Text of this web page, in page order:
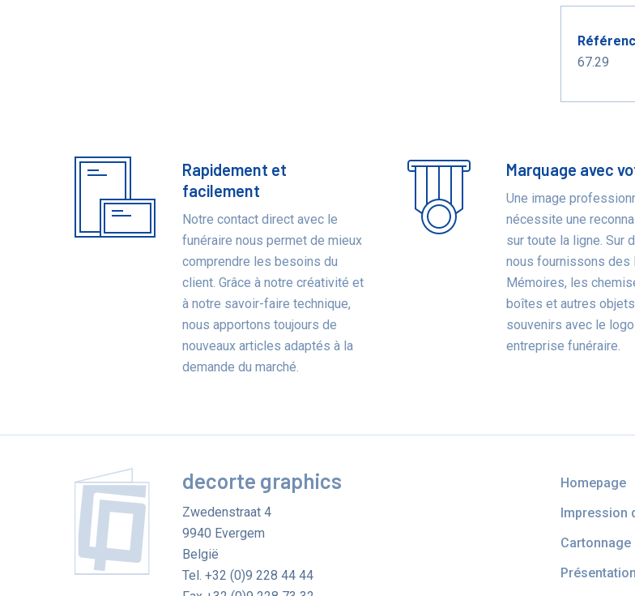
67.29
Bénéfices
Rapidement et
facilement
Notre contact direct avec le
funéraire nous permet de mieux
comprendre les besoins du
client. Grâce à notre créativité et
à notre savoir-faire technique,
nous apportons toujours de
nouveaux articles adaptés à la
demande du marché.
Marquage avec
Une image
nécessite une
sur toute la ligne. Sur
nous fournissons des
Mémoires, les
boîtes et autres objets
souvenirs avec le
entreprise funéraire.
decorte graphics
Zwedenstraat 4
9940 Evergem
België
Tel.+32 (0)9 228 44 44
Homepage
Impression
Cartonnage
Présentation